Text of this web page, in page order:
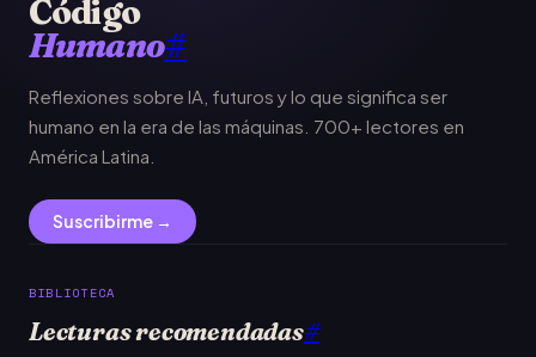
Código
Humano#
Reflexiones sobre IA, futuros y lo que significa ser
humano en la era de las máquinas. 700+ lectores en
América Latina.
Suscribirme →
BIBLIOTECA
Lecturas recomendadas#